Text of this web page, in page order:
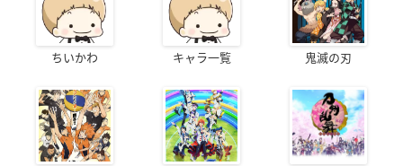
ちいかわ キャラ一覧 鬼滅の刃